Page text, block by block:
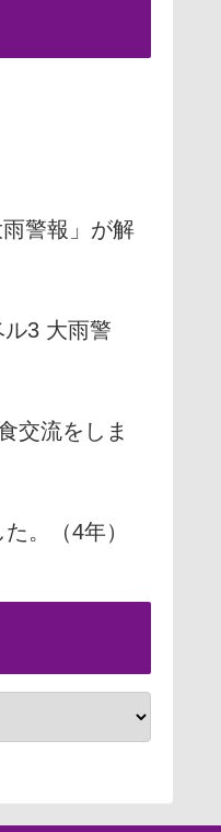
警報」が解
3 大雨警
交流をしま
。（4年）